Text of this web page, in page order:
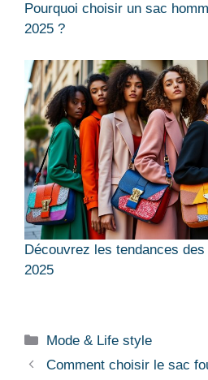
Pourquoi choisir un sac
2025 ?
Découvrez les tendances
2025
Catégories
Mode & Life style
Comment choisir le sac